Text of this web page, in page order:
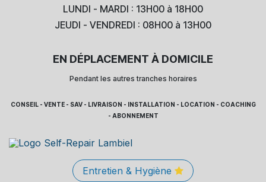
LUNDI - MARDI : 13H00 à 18H00
JEUDI - VENDREDI : 08H00 à 13H00
EN DÉPLACEMENT À DOMICILE
Pendant les autres tranches horaires
CONSEIL - VENTE - SAV - LIVRAISON - INSTALLATION - LOCATION - COACHING
- ABONNEMENT
Entretien & Hygiène